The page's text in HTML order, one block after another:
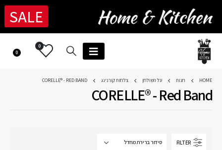
SALE
0
0
HOME חנות על השולחן צלחות קורנינג CORELLE® - RED BAND
CORELLE® - Red Band
FILTER